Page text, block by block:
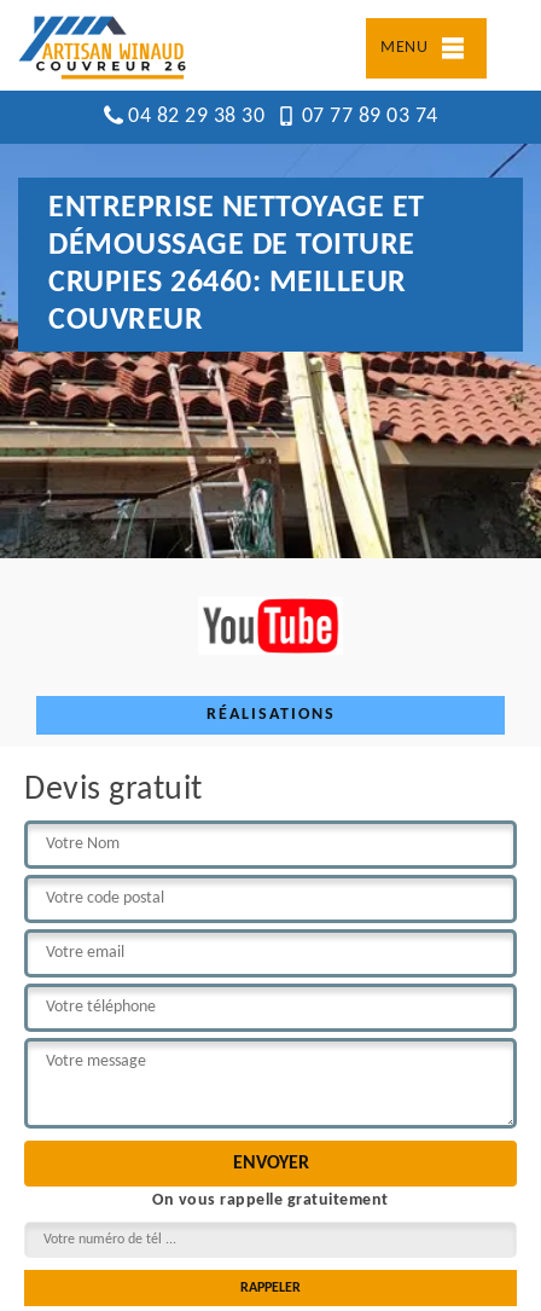
MENU
04 82 29 38 30 07 77 89 03 74
ENTREPRISE NETTOYAGE ET
DÉMOUSSAGE DE TOITURE
CRUPIES 26460: MEILLEUR
COUVREUR
RÉALISATIONS
Devis gratuit
On vous rappelle gratuitement